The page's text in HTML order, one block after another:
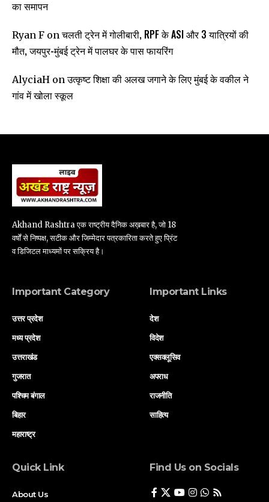
का समापन
Ryan F onचलती ट्रेन में गोलीबारी, RPF के ASI और 3 यात्रियों की
मौत, जयपुर-मुंबई ट्रेन में पालघर के पास फायरिंग
AlyciaH onउत्कृष्ट शिक्षा की अलख जगाने के लिए मुंबई के वकील ने
गांव में खोला स्कूल
Akhand Rashtra एक राष्ट्रीय दैनिक अख़बार है, जो 18
वर्षों से निष्पक्ष, सटीक और जिम्मेदार पत्रकारिता करते हुए प्रिंट
व डिजिटल माध्यमों पर सक्रिय है।
Important Category
उत्तर प्रदेश
मध्य प्रदेश
उत्तराखंड
गुजरात
पश्चिम बंगाल
बिहार
महाराष्ट्र
Important Links
देश
विदेश
एक्सक्लूसिव
अपराध
राजनीति
साहित्य
Quick Link
About Us
Find Us on Socials